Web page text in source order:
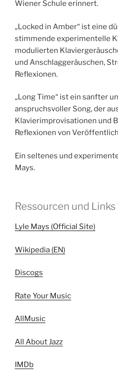
Wiener Schule erinnert.
„Locked in Amber“ ist eine
stimmende experimentelle
modulierten
und Anschlaggeräuschen,
Reflexionen.
„Long Time“ ist ein sanfter
anspruchsvoller Song, der
Klavierimprovisationen und
Reflexionen von
Ein seltenes und
Mays.
Ressourcen und Links
Lyle Mays (Official Site)
Wikipedia (EN)
Discogs
Rate Your Music
AllMusic
All About Jazz
IMDb